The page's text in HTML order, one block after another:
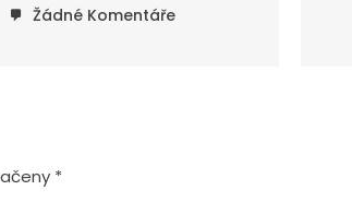
Žádné Komentáře
*